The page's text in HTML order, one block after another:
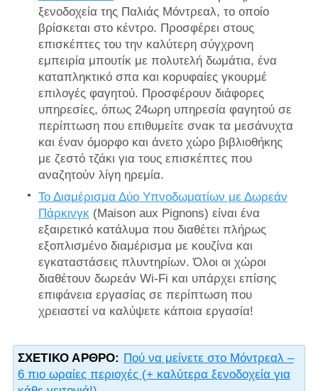
ξενοδοχεία της Παλιάς Μόντρεαλ, το οποίο
βρίσκεται στο κέντρο. Προσφέρει στους
επισκέπτες του την καλύτερη σύγχρονη
εμπειρία μπουτίκ με πολυτελή δωμάτια, ένα
καταπληκτικό σπα και κορυφαίες γκουρμέ
επιλογές φαγητού. Προσφέρουν διάφορες
υπηρεσίες, όπως 24ωρη υπηρεσία φαγητού σε
περίπτωση που επιθυμείτε σνακ τα μεσάνυχτα
και έναν όμορφο και άνετο χώρο βιβλιοθήκης
με ζεστό τζάκι για τους επισκέπτες που
αναζητούν λίγη ηρεμία.
Το Διαμέρισμα Δύο Υπνοδωματίων με Δωρεάν
Πάρκινγκ(Maison aux Pignons) είναι ένα
εξαιρετικό κατάλυμα που διαθέτει πλήρως
εξοπλισμένο διαμέρισμα με κουζίνα και
εγκαταστάσεις πλυντηρίων. Όλοι οι χώροι
διαθέτουν δωρεάν Wi-Fi και υπάρχει επίσης
επιφάνεια εργασίας σε περίπτωση που
χρειαστεί να καλύψετε κάποια εργασία!
ΣΧΕΤΙΚΌ ΆΡΘΡΟ: Πού να μείνετε στο Μόντρεαλ –
6 πιο ωραίες περιοχές (+ καλύτερα ξενοδοχεία για